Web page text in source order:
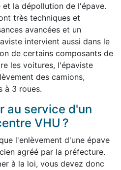
la dépollution de l'épave.
très techniques et
avancées et un
intervient aussi dans le
de certains composants de
les voitures, l'épaviste
des camions,
à 3 roues.
au service d'un
VHU ?
l'enlèvement d'une épave
agréé par la préfecture.
à la loi, vous devez donc